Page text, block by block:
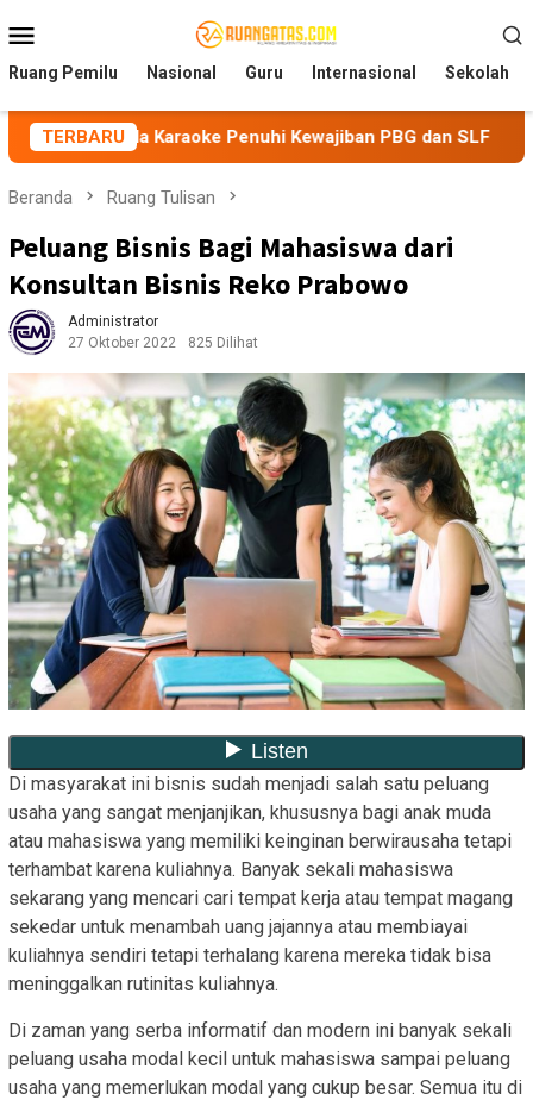
ke
kontenMobile
Ruang Pemilu Nasional Guru Internasional Sekolah
TERBARU
Penuhi Kewajiban PBG dan SLF BEM Nusantara
Beranda Ruang Tulisan
Peluang Bisnis Bagi Mahasiswa dari
Konsultan Bisnis Reko Prabowo
Administrator
27 Oktober 2022
825 Dilihat
Di masyarakat ini bisnis sudah menjadi salah satu peluang
usaha yang sangat menjanjikan, khususnya bagi anak muda
atau mahasiswa yang memiliki keinginan berwirausaha tetapi
terhambat karena kuliahnya. Banyak sekali mahasiswa
sekarang yang mencari cari tempat kerja atau tempat magang
sekedar untuk menambah uang jajannya atau membiayai
kuliahnya sendiri tetapi terhalang karena mereka tidak bisa
meninggalkan rutinitas kuliahnya.
Di zaman yang serba informatif dan modern ini banyak sekali
peluang usaha modal kecil untuk mahasiswa sampai peluang
usaha yang memerlukan modal yang cukup besar. Semua itu di